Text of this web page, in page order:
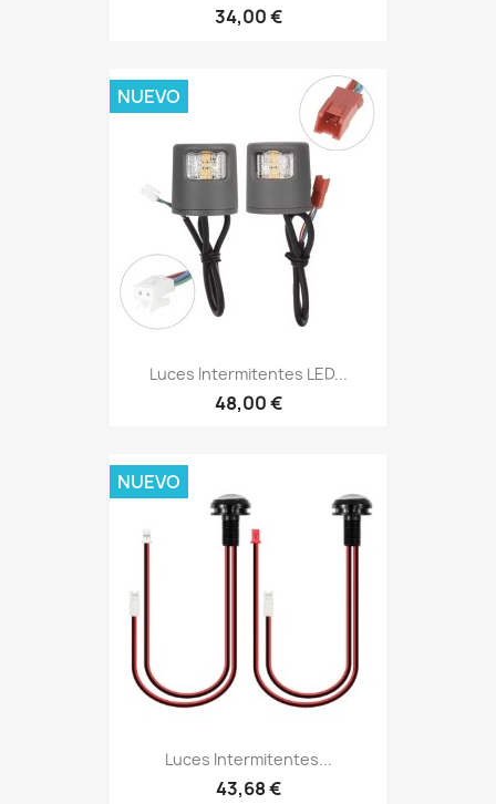
34,00 €
Luces Intermitentes LED...
48,00 €
NUEVO
Luces Intermitentes...
43,68 €
NUEVO